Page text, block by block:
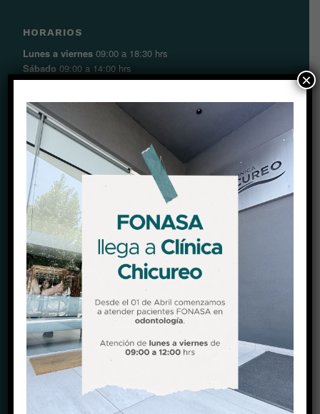
HORARIOS
Lunes a viernes 09:00 a 18:30 hrs
Sábado 09:00 a 14:00 hrs
CONTACTO
Teléfono:+56 22 2678750
Celular:+56987789823
E-Mail:recepcion@clinicachicureo.com
Sitio Web: www.clinicahicureo.com
@clinicachicureo
CERTIFICACIONES
×